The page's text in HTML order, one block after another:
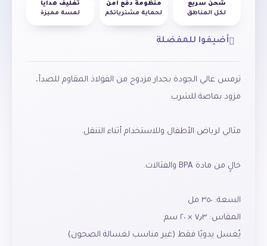
شحن سريع
لكل المناطق
منظومة دفع آمن
لحماية مشترياتكم
تغليف هدايا
لمسة مميزة
أضيفوا للمفضلة
ترمس عالي الجودة بجدار مزدوج من الفولاذ المقاوم للصدأ،